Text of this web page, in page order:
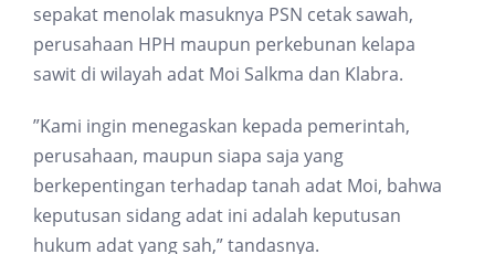
sepakat menolak masuknya PSN cetak sawah,
perusahaan HPH maupun perkebunan kelapa
sawit di wilayah adat Moi Salkma dan Klabra.
”Kami ingin menegaskan kepada pemerintah,
perusahaan, maupun siapa saja yang
berkepentingan terhadap tanah adat Moi, bahwa
keputusan sidang adat ini adalah keputusan
hukum adat yang sah,” tandasnya.